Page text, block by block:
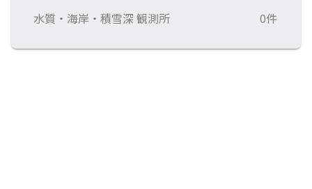
水質・海岸・積雪深 観測所 0件